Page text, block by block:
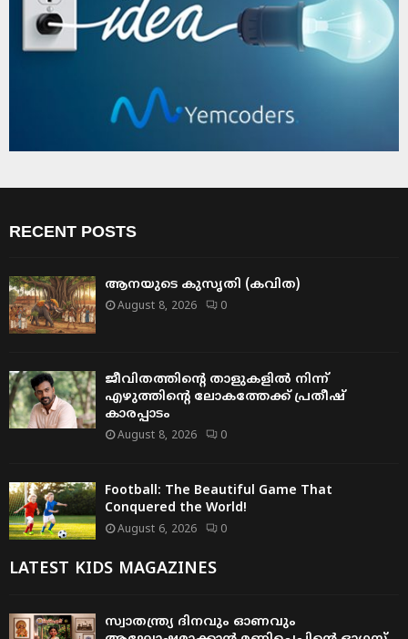
RECENT POSTS
ആനയുടെ കുസൃതി (കവിത)
August 8, 2026 0
ജീവിതത്തിന്റെ താളുകളിൽ നിന്ന്
എഴുത്തിന്റെ ലോകത്തേക്ക് പ്രതീഷ്
കാരപ്പാടം
August 8, 2026 0
Football: The Beautiful Game That
Conquered the World!
August 6, 2026 0
LATEST KIDS MAGAZINES
സ്വാതന്ത്ര്യ ദിനവും ഓണവും